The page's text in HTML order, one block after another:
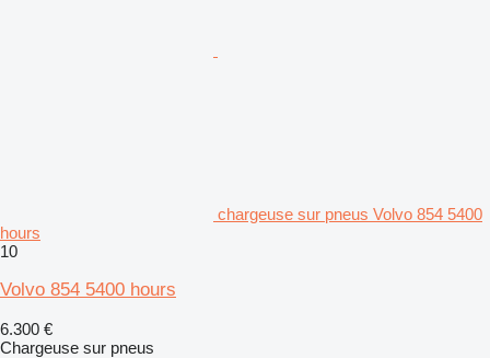
chargeuse sur pneus Volvo 854 5400
hours
10
Volvo 854 5400 hours
6.300 €
Chargeuse sur pneus